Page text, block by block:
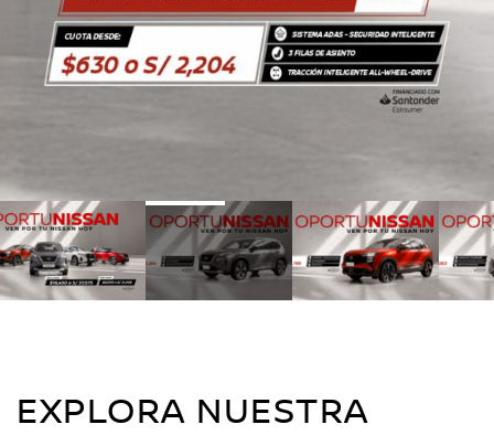
1 2
EXPLORA NUESTRA